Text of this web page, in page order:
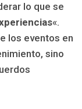
lo que se
«.
los eventos en
sino